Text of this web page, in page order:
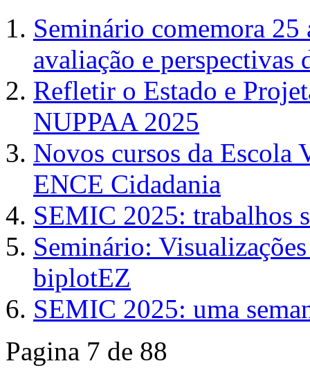
Seminário comemora
avaliação e perspectivas
Refletir o Estado e
NUPPAA 2025
Novos cursos da Escola
ENCE Cidadania
SEMIC 2025: trabalhos
Seminário:
biplotEZ
SEMIC 2025: uma
Pagina 7 de 88